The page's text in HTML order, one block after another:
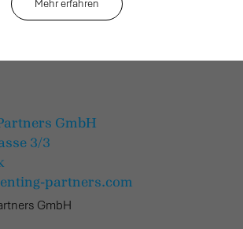
Mehr erfahren
GmbH
3/3
partners.com
GmbH